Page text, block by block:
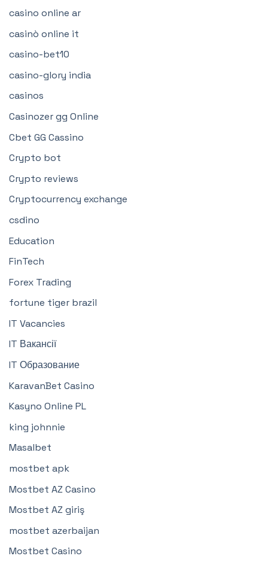
casino online ar
casinò online it
casino-bet10
casino-glory india
casinos
Casinozer gg Online
Cbet GG Cassino
Crypto bot
Crypto reviews
Cryptocurrency exchange
csdino
Education
FinTech
Forex Trading
fortune tiger brazil
IT Vacancies
IT Вакансії
IT Образование
KaravanBet Casino
Kasyno Online PL
king johnnie
Masalbet
mostbet apk
Mostbet AZ Casino
Mostbet AZ giriş
mostbet azerbaijan
Mostbet Casino